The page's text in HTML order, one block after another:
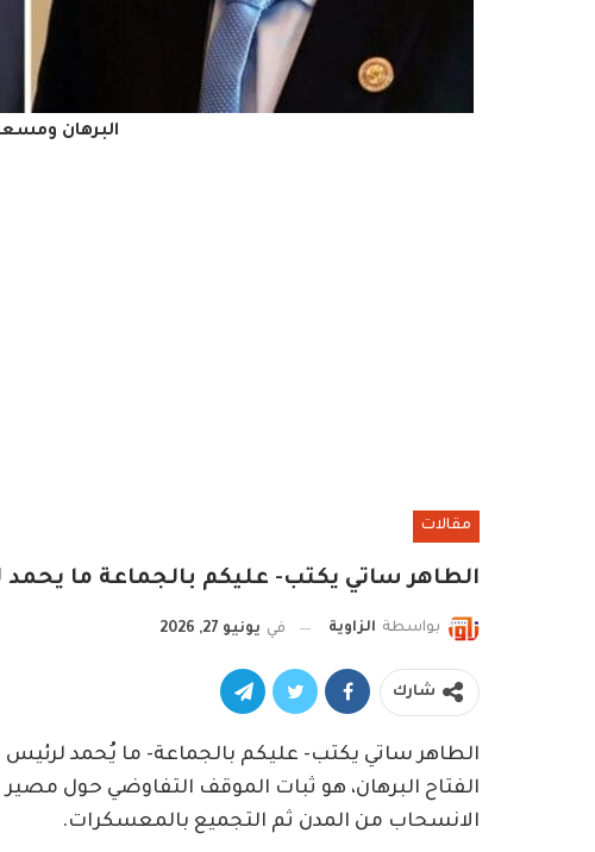
البرهان
مقالات
الطاهر ساتي يكتب- عليكم بالجماعة ما
بواسطة الزاوية في يونيو 27, 2026
شارك
الطاهر ساتي يكتب- عليكم بالجماعة- ما يُحمد
الفتاح البرهان، هو ثبات الموقف التفاوضي حول مصير
الانسحاب من المدن ثم التجميع بالمعسكرات.